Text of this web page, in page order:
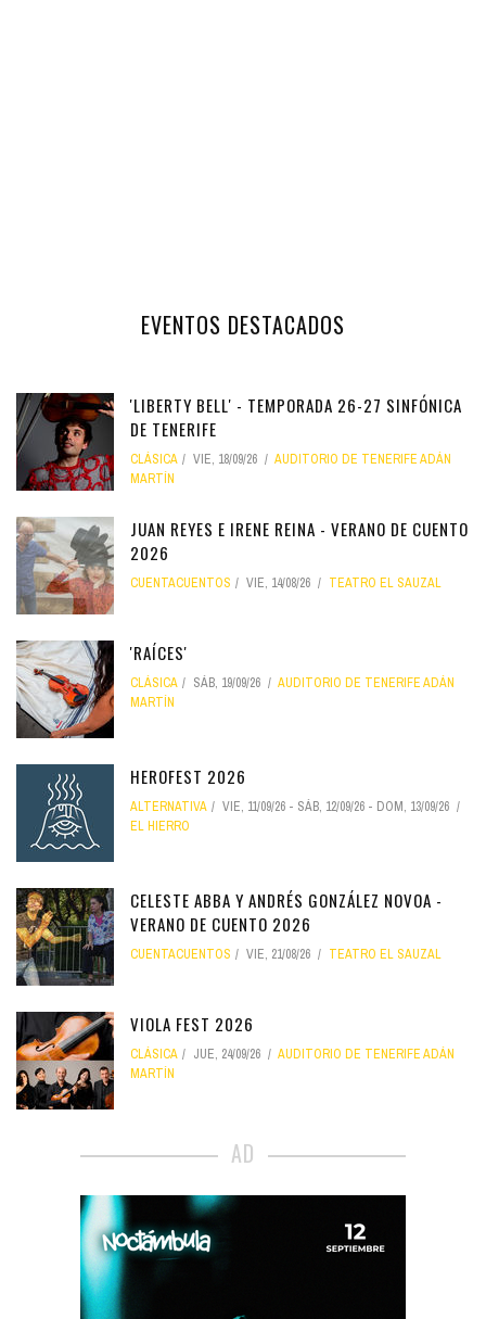
EVENTOS DESTACADOS
'LIBERTY BELL' - TEMPORADA 26-27 SINFÓNICA
DE TENERIFE
CLÁSICA VIE, 18/09/26
AUDITORIO DE TENERIFE ADÁN
MARTÍN
JUAN REYES E IRENE REINA - VERANO DE CUENTO
2026
CUENTACUENTOS VIE, 14/08/26 TEATRO EL SAUZAL
'RAÍCES'
CLÁSICA SÁB, 19/09/26
AUDITORIO DE TENERIFE ADÁN
MARTÍN
HEROFEST 2026
ALTERNATIVA VIE, 11/09/26 - SÁB, 12/09/26 - DOM, 13/09/26
EL HIERRO
CELESTE ABBA Y ANDRÉS GONZÁLEZ NOVOA -
VERANO DE CUENTO 2026
CUENTACUENTOS VIE, 21/08/26 TEATRO EL SAUZAL
VIOLA FEST 2026
CLÁSICA JUE, 24/09/26
AUDITORIO DE TENERIFE ADÁN
MARTÍN
AD